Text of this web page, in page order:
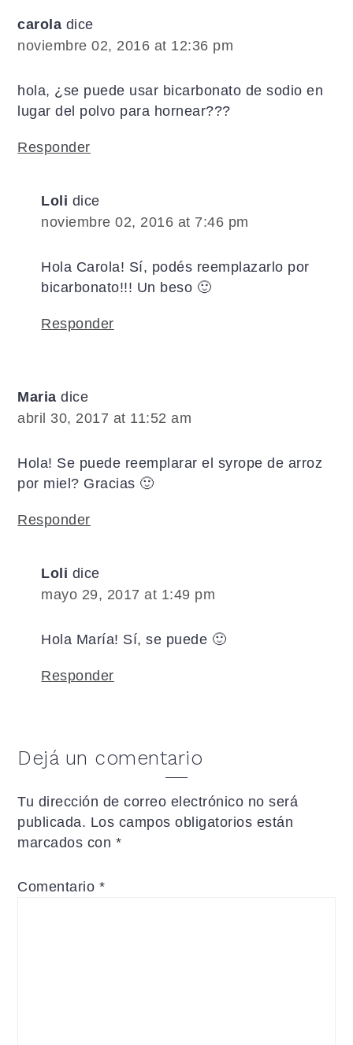
lectores
carola dice
noviembre 02, 2016 at 12:36 pm
hola, ¿se puede usar bicarbonato de sodio en
lugar del polvo para hornear???
Responder
Loli dice
noviembre 02, 2016 at 7:46 pm
Hola Carola! Sí, podés reemplazarlo por
bicarbonato!!! Un beso 🙂
Responder
Maria dice
abril 30, 2017 at 11:52 am
Hola! Se puede reemplarar el syrope de arroz
por miel? Gracias 🙂
Responder
Loli dice
mayo 29, 2017 at 1:49 pm
Hola María! Sí, se puede 🙂
Responder
Dejá un comentario
Tu dirección de correo electrónico no será
publicada. Los campos obligatorios están
marcados con *
Comentario *